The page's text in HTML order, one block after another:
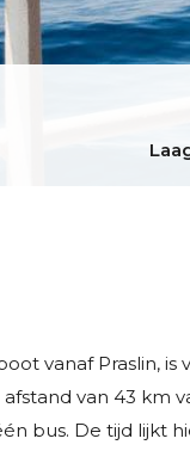
vanaf Praslin,
van 43 km
bus. De tijd lijkt